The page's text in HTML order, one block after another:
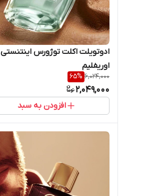
ادوتویلت اکلت توژورس اینتنستی
اوریفلیم
6,024,000
65%
2,049,000
افزودن به سبد